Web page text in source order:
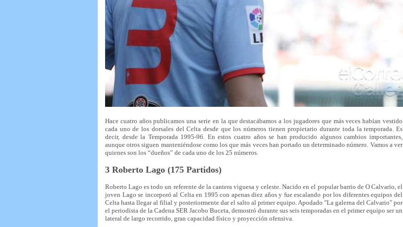
Hace cuatro años publicamos una serie en la que destacábamos a los jugadores que más veces habían vestido
cada uno de los dorsales del Celta desde que los números tienen propietario durante toda la temporada. Es
decir, desde la Temporada 1995-96. En estos cuatro años se han producido algunos cambios importantes,
aunque otros siguen manteniéndose como los que más veces han portado un determinado número. Vamos a ver
quienes son los “dueños” de cada uno de los 25 números.
3 Roberto Lago (175 Partidos)
Roberto Lago es todo un referente de la cantera viguesa y celeste. Nacido en el popular barrio de O Calvario, el
joven Lago se incorporó al Celta en 1995 con apenas diez años y fue escalando por los diferentes equipos del
Celta hasta llegar al filial y posteriormente dar el salto al primer equipo. Apodado "La galerna del Calvario" por
el periodista de la Cadena SER Jacobo Buceta, demostró durante sus seis temporadas en el primer equipo ser un
lateral de largo recorrido, gran capacidad físico y proyección ofensiva.